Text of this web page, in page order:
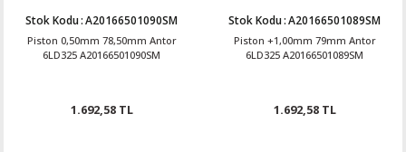
Stok Kodu:A20166501090SM
Piston 0,50mm 78,50mm Antor
6LD325 A20166501090SM
1.692,58 TL
Stok Kodu:A20166501089SM
Piston +1,00mm 79mm Antor
6LD325 A20166501089SM
1.692,58 TL